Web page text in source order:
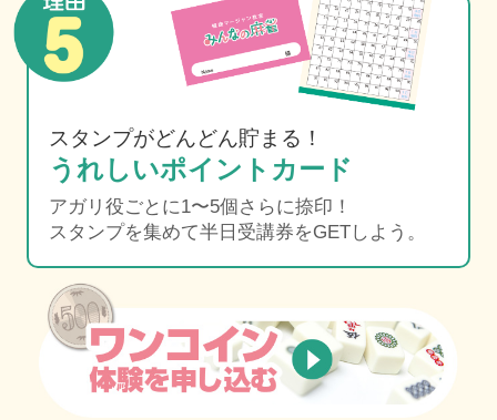
スタンプがどんどん貯まる！
うれしいポイントカード
アガリ役ごとに1〜5個さらに捺印！
スタンプを集めて半日受講券をGETしよう。